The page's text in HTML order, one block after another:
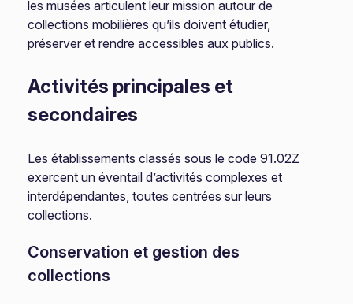
les musées articulent leur mission autour de
collections mobilières qu’ils doivent étudier,
préserver et rendre accessibles aux publics.
Activités principales et
secondaires
Les établissements classés sous le code 91.02Z
exercent un éventail d’activités complexes et
interdépendantes, toutes centrées sur leurs
collections.
Conservation et gestion des
collections